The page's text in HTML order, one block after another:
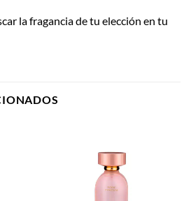
la fragancia de tu elección en tu